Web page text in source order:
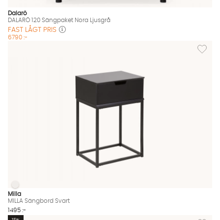
Dalarö
DALARÖ 120 Sängpaket Nora Ljusgrå
FAST LÅGT PRIS
6790 :-
Lägg
MILLA Sängbord Svart Finns även i dessa färger:
MILLA Sängbord Svart
Milla
MILLA Sängbord Svart
1495 :-